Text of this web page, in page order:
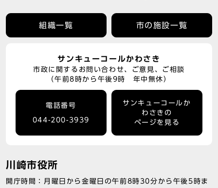
組織一覧 市の施設一覧
サンキューコールかわさき
市政に関するお問い合わせ、ご意見、ご相談
（午前8時から午後9時 年中無休）
電話番号
044-200-3939
サンキューコールか
わさきの
ページを見る
川崎市役所
開庁時間：月曜日から金曜日の午前8時30分から午後5時ま